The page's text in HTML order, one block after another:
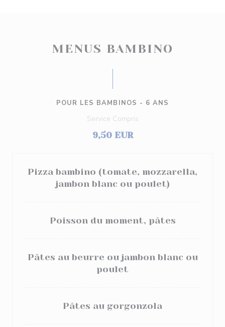
MENUS BAMBINO
POUR LES BAMBINOS - 6 ANS
Service Compris
9,50 EUR
Pizza bambino (tomate, mozzarella,
jambon blanc ou poulet)
Poisson du moment, pâtes
Pâtes au beurre ou jambon blanc ou
poulet
Pâtes au gorgonzola